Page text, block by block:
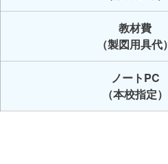
教材費
（製図用具代）
ノートPC
（本校指定）